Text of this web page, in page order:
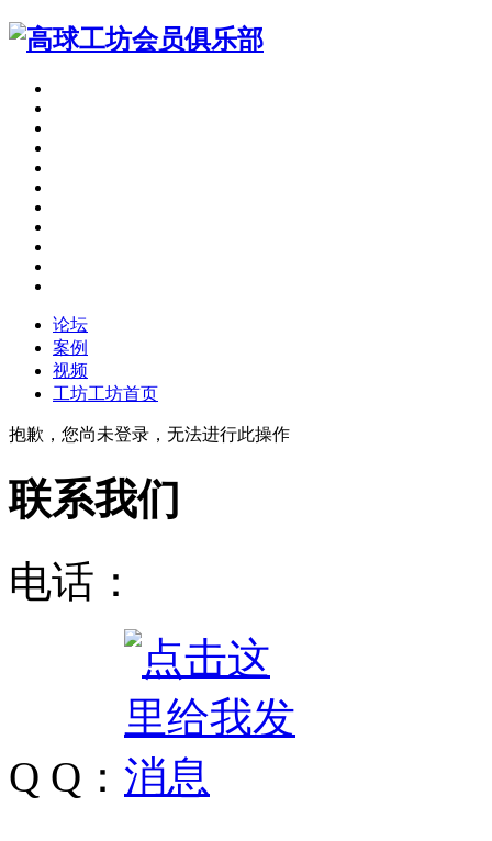
论坛
案例
视频
工坊工坊首页
抱歉，您尚未登录，无法进行此操作
联系我们
电话：
Q Q：